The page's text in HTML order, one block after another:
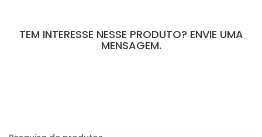
TEM INTERESSE NESSE PRODUTO? ENVIE UMA
MENSAGEM.